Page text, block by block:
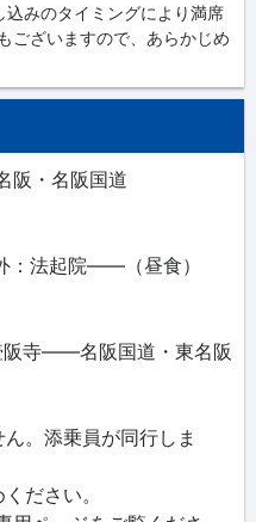
みのタイミングにより満席
ございますので、あらかじめ
・名阪国道
法起院――（昼食）
――名阪国道・東名阪
。添乗員が同行しま
ださい。